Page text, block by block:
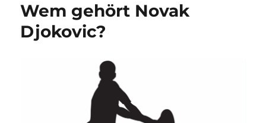
Wem gehört Novak
Djokovic?